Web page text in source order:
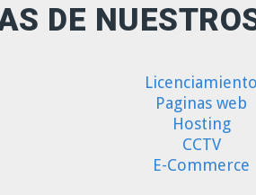
DE
Licenciamiento
Paginas web
Hosting
CCTV
E-Commerce